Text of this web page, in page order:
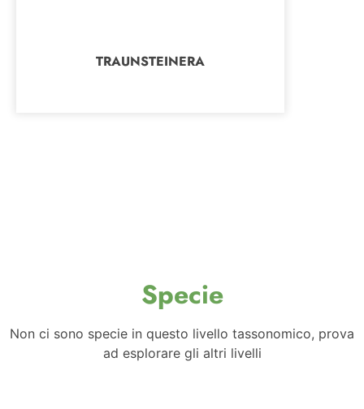
TRAUNSTEINERA
Specie
Non ci sono specie in questo livello tassonomico, prova
ad esplorare gli altri livelli